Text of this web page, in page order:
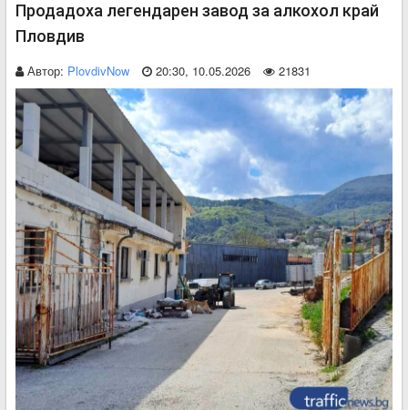
Продадоха легендарен завод за алкохол край
Пловдив
Автор: PlovdivNow 20:30, 10.05.2026 21831